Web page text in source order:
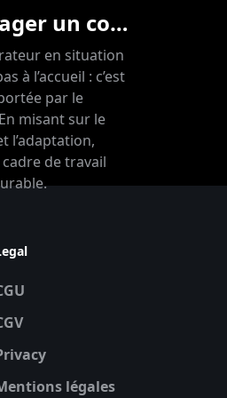
Intégrer et manager un collaborateur en situation de handicap
en situation
à l’accueil : c’est
par le
misant sur le
l’adaptation,
de travail
légales